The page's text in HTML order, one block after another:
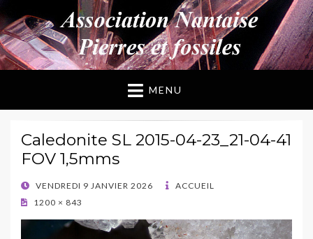
ANPF
Association Nantaise Pierres et Fossiles
MENU
Caledonite SL 2015-04-23_21-04-41
FOV 1,5mms
POSTED
ON
VENDREDI 9 JANVIER 2026
ACCUEIL
1200 × 843